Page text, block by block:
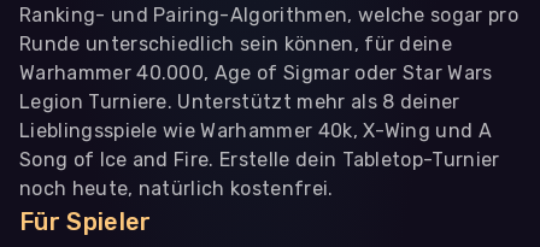
Ranking- und Pairing-Algorithmen, welche sogar pro
Runde unterschiedlich sein können, für deine
Warhammer 40.000, Age of Sigmar oder Star Wars
Legion Turniere. Unterstützt mehr als 8 deiner
Lieblingsspiele wie Warhammer 40k, X-Wing und A
Song of Ice and Fire. Erstelle dein Tabletop-Turnier
noch heute, natürlich kostenfrei.
Für Spieler